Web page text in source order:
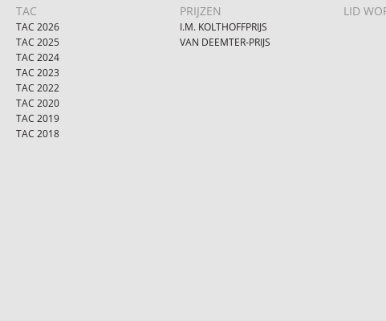
TAC
TAC 2026
TAC 2025
TAC 2024
TAC 2023
TAC 2022
TAC 2020
TAC 2019
TAC 2018
PRIJZEN
I.M. KOLTHOFFPRIJS
VAN DEEMTER-PRIJS
LID